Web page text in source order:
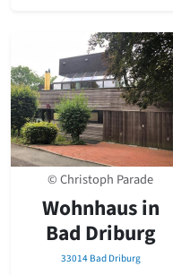
© Christoph Parade
Wohnhaus in
Bad Driburg
33014 Bad Driburg